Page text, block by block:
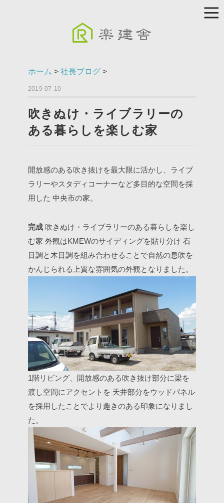
ホーム > 社長ブログ >
2019-07-10
吹きぬけ・ライブラリーの
ある暮らしを楽しむ家
開放感のある吹き抜けを最大限に活かし、ライブ
ラリーやスタディコーナーなど多目的な空間を採
用した 中央市の家。
完成 吹きぬけ・ライブラリーのある暮らしを楽し
む家 外観はKMEWのサイディングを貼り分け 石
目調と木目調を組み合わせることで自然の息吹を
かんじられる上質な雰囲気の外観となりました。
1階リビング、開放感のある吹き抜け部分に梁を
渡し空間にアクセントを 天井部分をウッドパネル
を採用したことでより趣きのある印象になりまし
た。